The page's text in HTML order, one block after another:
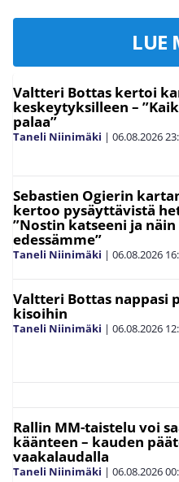
LUE
Valtteri Bottas kertoi
keskeytyksilleen –
palaa”
Taneli Niinimäki | 06.08.2026
Sebastien Ogierin
kertoo pysäyttävistä
”Nostin katseeni ja
edessämme”
Taneli Niinimäki | 06.08.2026
Valtteri Bottas nappasi
kisoihin
Taneli Niinimäki | 06.08.2026
Rallin MM-taistelu voi
käänteen – kauden
vaakalaudalla
Taneli Niinimäki | 06.08.2026